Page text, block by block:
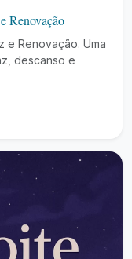
Renovação
e Renovação. Uma
descanso e